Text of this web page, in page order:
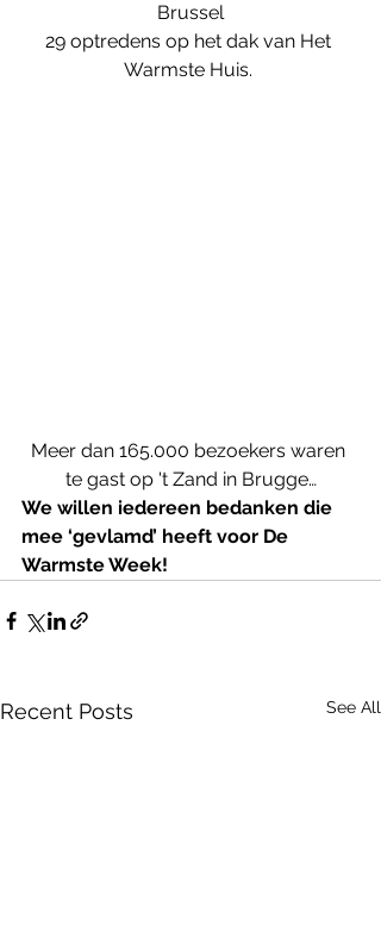
Brussel
29 optredens op het dak van Het
Warmste Huis.
Meer dan 165.000 bezoekers waren
te gast op 't Zand in Brugge…
We willen iedereen bedanken die
mee ‘gevlamd’ heeft voor De
Warmste Week!
Recent Posts See All